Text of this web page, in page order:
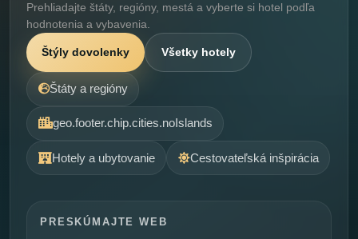
Prehliadajte štáty, regióny, mestá a vyberte si hotel podľa
hodnotenia a vybavenia.
Štýly dovolenky Všetky hotely
Štáty a regióny
geo.footer.chip.cities.noIslands
Hotely a ubytovanie Cestovateľská inšpirácia
PRESKÚMAJTE WEB